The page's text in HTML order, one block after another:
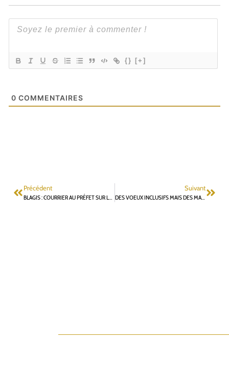
{} [+]
0 COMMENTAIRES
Précédent Suivant
DES VOEUX INCLUSIFS MAIS DES MARGES DE PROGRÈS POUR NE PAS DISCRIMINER L’OPPOSITION